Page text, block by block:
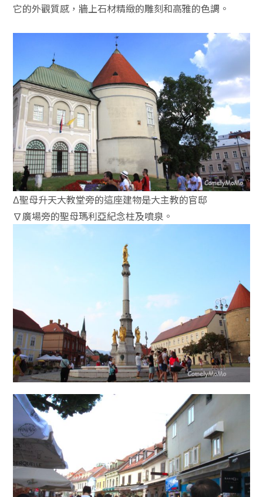
它的外觀質感，牆上石材精緻的雕刻和高雅的色調。
Δ聖母升天大教堂旁的這座建物是大主教的官邸
∇廣場旁的聖母瑪利亞紀念柱及噴泉。